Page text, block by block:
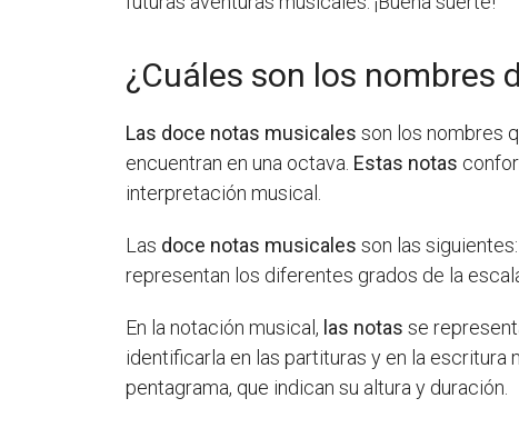
¿Cuáles son los nombres
Las doce notas musicales son los nombres
encuentran en una octava. Estas notas
interpretación musical.
Las doce notas musicales son las
representan los diferentes grados de la
En la notación musical, las notas se
identificarla en las partituras y en la escritura
pentagrama, que indican su altura y duración.